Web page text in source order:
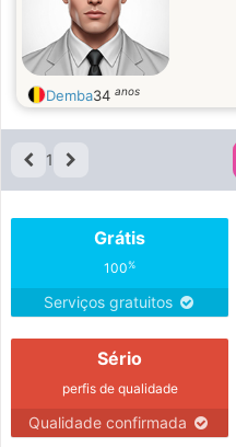
Demba34 anos
1
Grátis
100%
Serviços gratuitos
Sério
perfis de qualidade
Qualidade confirmada